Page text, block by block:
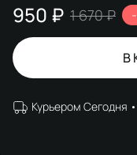
950 ₽ 1 670 ₽
В
Курьером Сегодня